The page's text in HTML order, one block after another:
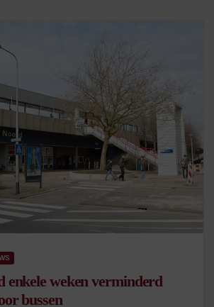
enkele weken verminderd
bussen